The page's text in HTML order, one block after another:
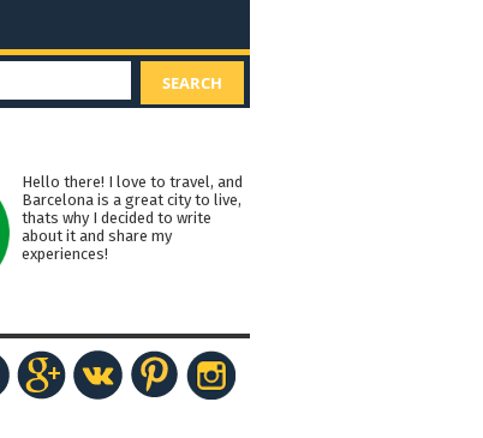
SEARCH
Hello there! I love to travel, and
Barcelona is a great city to live,
thats why I decided to write
about it and share my
experiences!